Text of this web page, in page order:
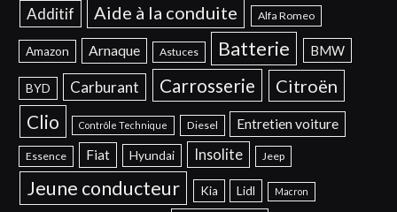
Additif Aide à la conduite Alfa Romeo
Amazon Arnaque Astuces Batterie BMW
BYD Carburant Carrosserie Citroën
Clio Contrôle Technique Diesel Entretien voiture
Essence Fiat Hyundai Insolite Jeep
Jeune conducteur Kia Lidl Macron